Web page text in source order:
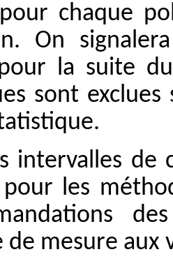
chaque
On
la suite
sont
intervalles
pour les
de mesure aux